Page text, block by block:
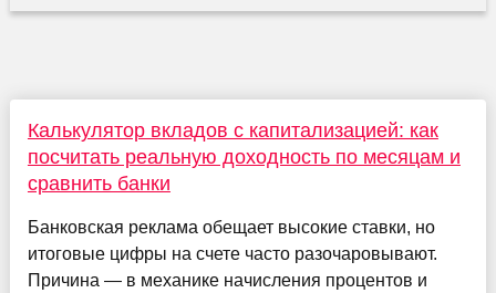
Калькулятор вкладов с капитализацией: как
посчитать реальную доходность по месяцам и
сравнить банки
Банковская реклама обещает высокие ставки, но
итоговые цифры на счете часто разочаровывают.
Причина — в механике начисления процентов и